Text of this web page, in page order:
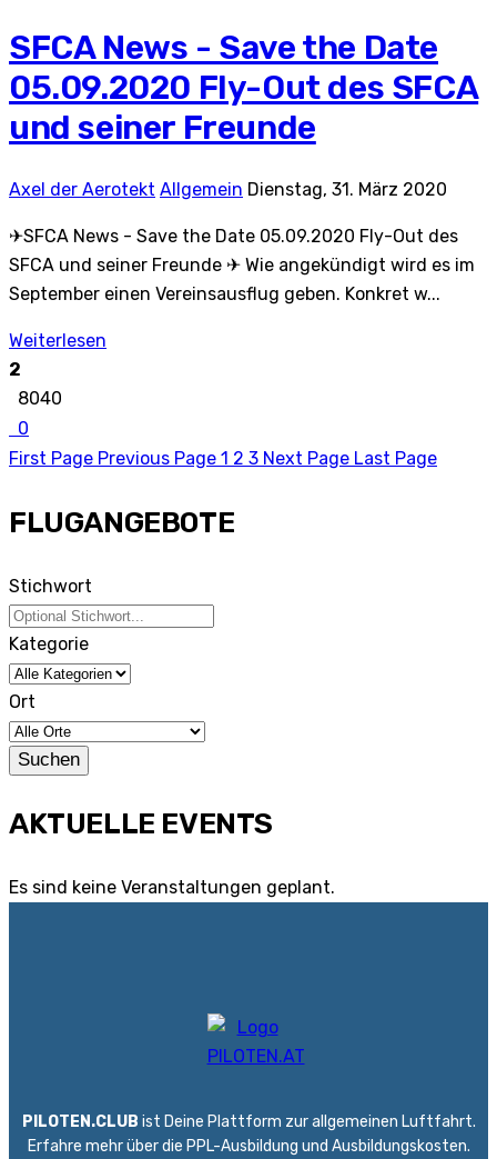
SFCA News - Save the Date
05.09.2020 Fly-Out des SFCA
und seiner Freunde
Axel der Aerotekt Allgemein Dienstag, 31. März 2020
✈SFCA News - Save the Date 05.09.2020 Fly-Out des
SFCA und seiner Freunde ✈ Wie angekündigt wird es im
September einen Vereinsausflug geben. Konkret w...
Weiterlesen
2
8040
0
First Page Previous Page 1 2 3 Next Page Last Page
FLUGANGEBOTE
Stichwort
Kategorie
Ort
Suchen
AKTUELLE EVENTS
Es sind keine Veranstaltungen geplant.
PILOTEN.CLUB ist Deine Plattform zur allgemeinen Luftfahrt.
Erfahre mehr über die PPL-Ausbildung und Ausbildungskosten.